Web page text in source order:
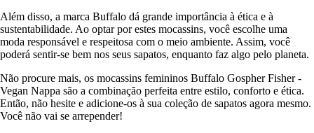
Além disso, a marca Buffalo dá grande importância à ética e à
sustentabilidade. Ao optar por estes mocassins, você escolhe uma
moda responsável e respeitosa com o meio ambiente. Assim, você
poderá sentir-se bem nos seus sapatos, enquanto faz algo pelo planeta.
Não procure mais, os mocassins femininos Buffalo Gospher Fisher -
Vegan Nappa são a combinação perfeita entre estilo, conforto e ética.
Então, não hesite e adicione-os à sua coleção de sapatos agora mesmo.
Você não vai se arrepender!